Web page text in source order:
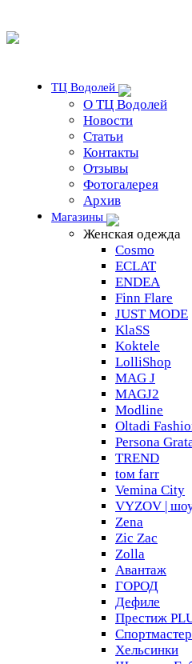
ТЦ Водолей
О ТЦ Водолей
Новости
Статьи
Контакты
Отзывы
Фотогалерея
Архив
Магазины
Женская одежда
Cosmo
ECLAT
ENDEA
Finn Flare
JUST MODE
KlaSS
Koktele
LolliShop
MAG J
MAGJ2
Modline
Oltadi
Persona
TREND
tом farr
Vemina City
VYZOV |
Zena
Zic Zac
Zolla
Авантаж
ГОРОД
Дефиле
Престиж
Спортмастер
Хельсинки